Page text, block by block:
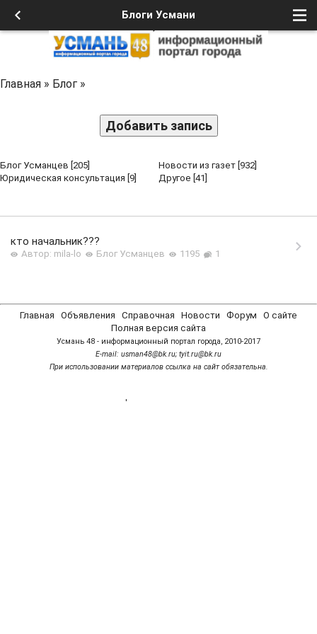
Блоги Усмани
Главная » Блог »
Добавить запись
Блог Усманцев [205] Новости из газет [932]
Юридическая консультация [9] Другое [41]
кто начальник???
Автор: mila-lo Блог Усманцев 1195 1
Главная Объявления Справочная Новости Форум
О сайте
Полная версия сайта
Усмань 48 - информационный портал города, 2010-2017
Е-mail: usman48@bk.ru; tyit.ru@bk.ru
При использовании материалов ссылка на сайт обязательна.
'